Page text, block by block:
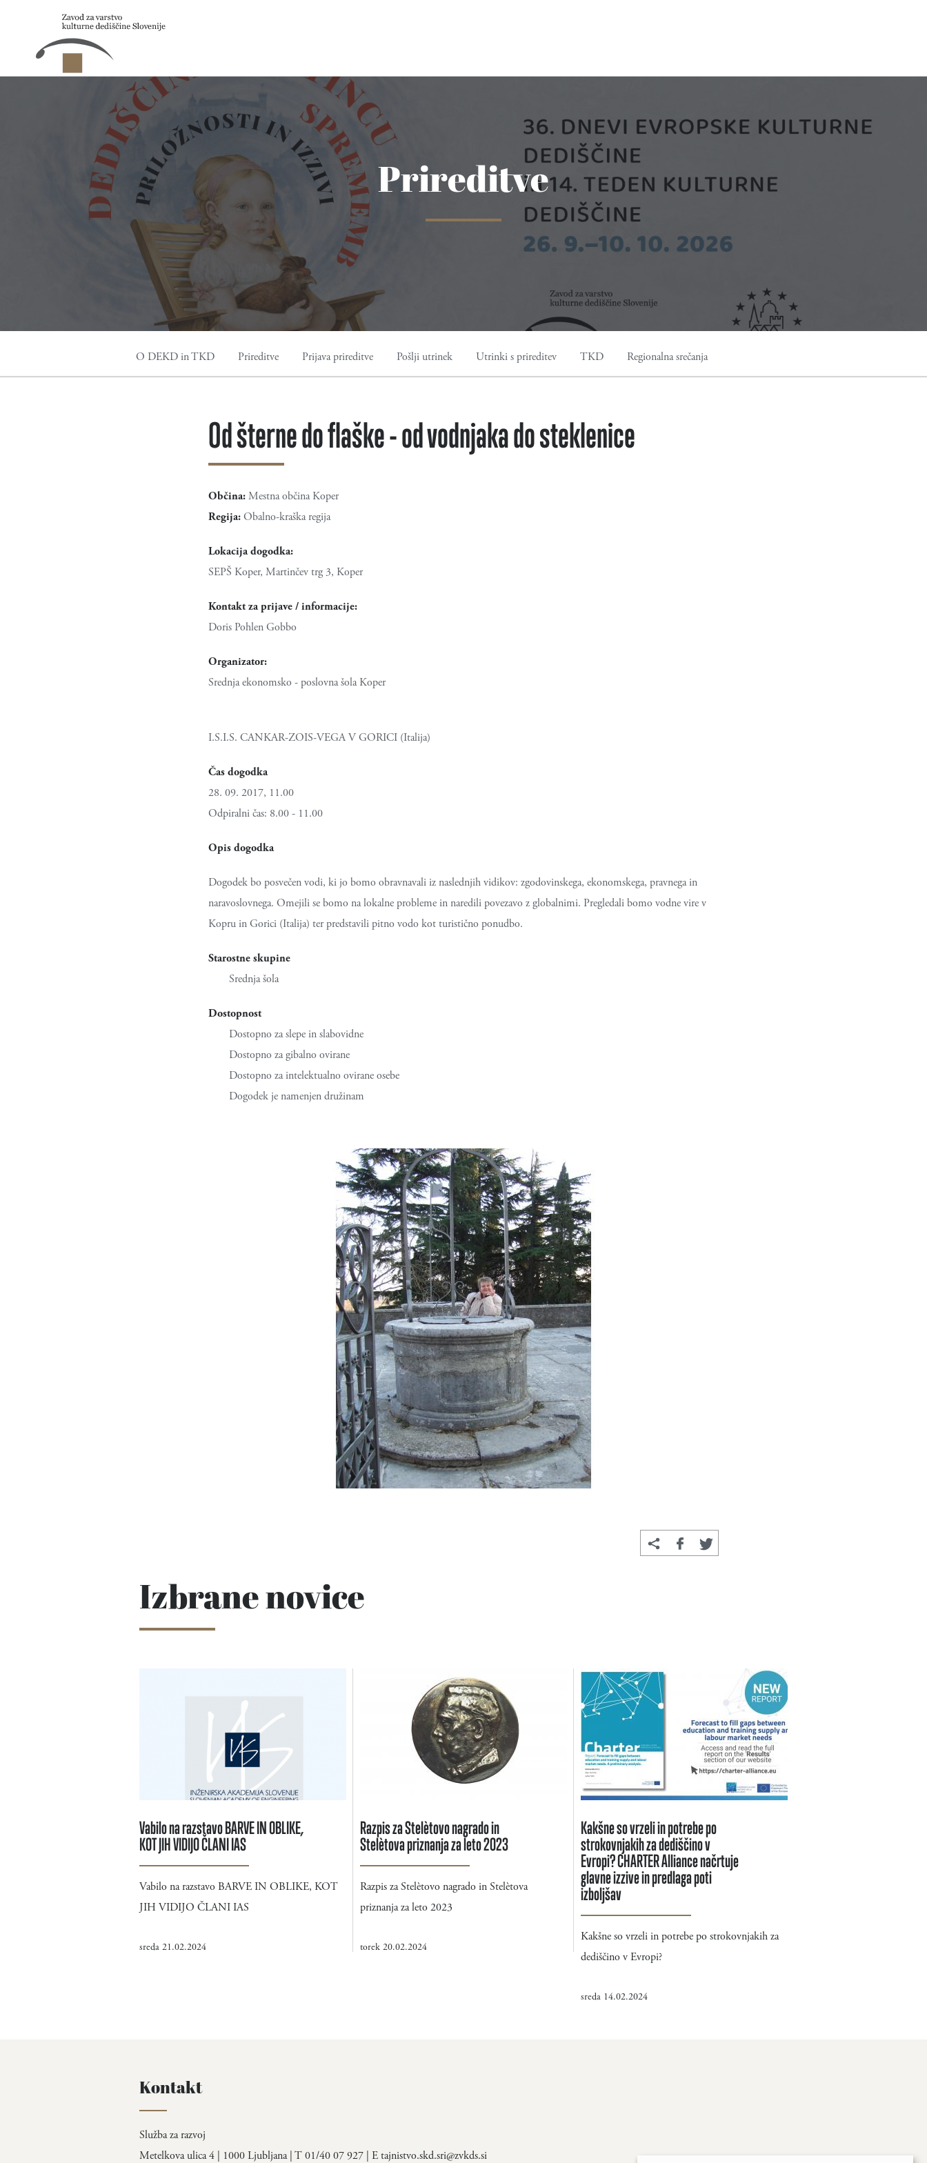
Prireditve
O DEKD in TKD Prireditve Prijava prireditve Pošlji utrinek Utrinki s prireditev TKD Regionalna srečanja
Od šterne do flaške - od vodnjaka do steklenice
Občina:Mestna občina Koper
Regija:Obalno-kraška regija
Lokacija dogodka:
SEPŠ Koper, Martinčev trg 3, Koper
Kontakt za prijave / informacije:
Doris Pohlen Gobbo
Organizator:
Srednja ekonomsko - poslovna šola Koper
I.S.I.S. CANKAR-ZOIS-VEGA V GORICI (Italija)
Čas dogodka
28. 09. 2017, 11.00
Odpiralni čas: 8.00 - 11.00
Opis dogodka
Dogodek bo posvečen vodi, ki jo bomo obravnavali iz naslednjih vidikov: zgodovinskega, ekonomskega, pravnega in
naravoslovnega. Omejili se bomo na lokalne probleme in naredili povezavo z globalnimi. Pregledali bomo vodne vire v
Kopru in Gorici (Italija) ter predstavili pitno vodo kot turistično ponudbo.
Starostne skupine
Srednja šola
Dostopnost
Dostopno za slepe in slabovidne
Dostopno za gibalno ovirane
Dostopno za intelektualno ovirane osebe
Dogodek je namenjen družinam
Izbrane novice
Vabilo na razstavo BARVE IN OBLIKE,
KOT JIH VIDIJO ČLANI IAS
Vabilo na razstavo BARVE IN OBLIKE, KOT
JIH VIDIJO ČLANI IAS
sreda 21.02.2024
Razpis za Stelètovo nagrado in
Stelètova priznanja za leto 2023
Razpis za Stelètovo nagrado in Stelètova
priznanja za leto 2023
torek 20.02.2024
Kakšne so vrzeli in potrebe po
strokovnjakih za dediščino v
Evropi? CHARTER Alliance načrtuje
glavne izzive in predlaga poti
izboljšav
Kakšne so vrzeli in potrebe po strokovnjakih za
dediščino v Evropi?
sreda 14.02.2024
Kontakt
Služba za razvoj
Metelkova ulica 4 | 1000 Ljubljana | T 01/40 07 927 | Etajnistvo.skd.sri@zvkds.si